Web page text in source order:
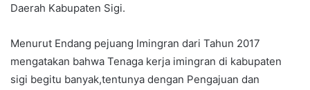
Daerah Kabupaten Sigi.
Menurut Endang pejuang Imingran dari Tahun 2017
mengatakan bahwa Tenaga kerja imingran di kabupaten
sigi begitu banyak,tentunya dengan Pengajuan dan